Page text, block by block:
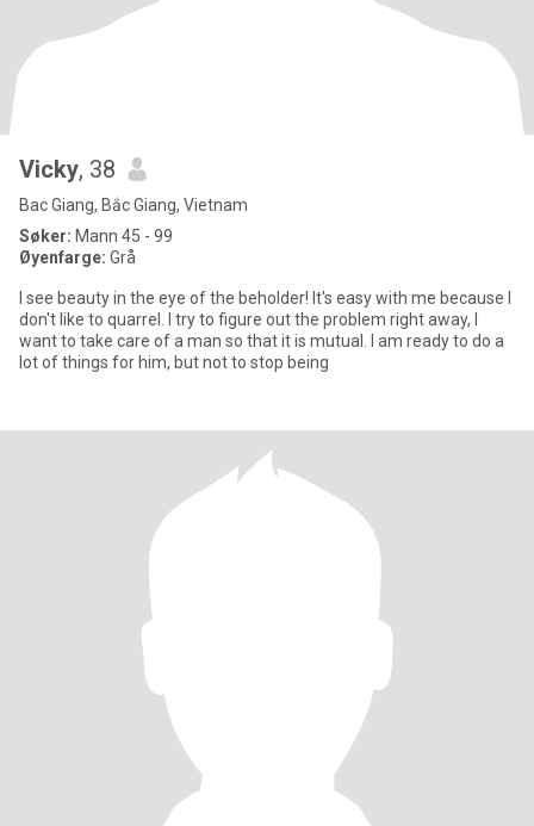
Vicky, 38
Bac Giang, Bắc Giang, Vietnam
Søker: Mann 45 - 99
Øyenfarge: Grå
I see beauty in the eye of the beholder! It's easy with me because I
don't like to quarrel. I try to figure out the problem right away, I
want to take care of a man so that it is mutual. I am ready to do a
lot of things for him, but not to stop being